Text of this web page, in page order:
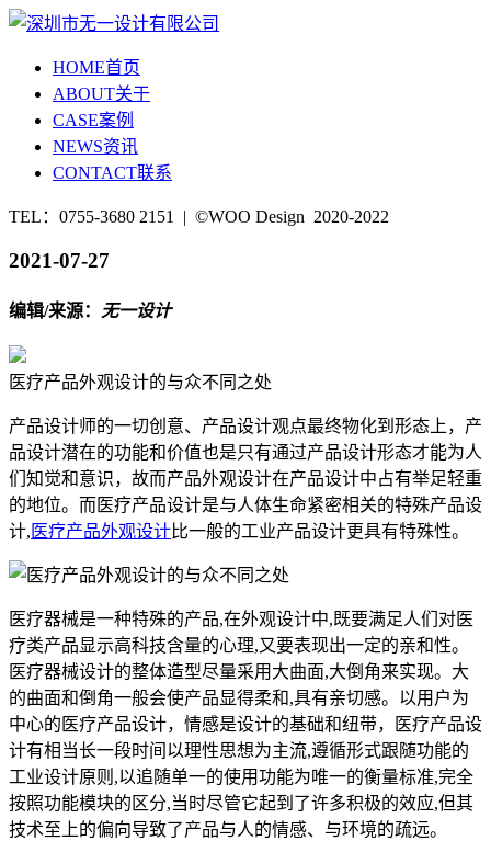
HOME首页
ABOUT关于
CASE案例
NEWS资讯
CONTACT联系
TEL：0755-3680 2151 | ©WOO Design 2020-2022
2021-07-27
编辑/来源： 无一设计
医疗产品外观设计的与众不同之处
产品设计师的一切创意、产品设计观点最终物化到形态上，产
品设计潜在的功能和价值也是只有通过产品设计形态才能为人
们知觉和意识，故而产品外观设计在产品设计中占有举足轻重
的地位。而医疗产品设计是与人体生命紧密相关的特殊产品设
计, 医疗产品外观设计比一般的工业产品设计更具有特殊性。
医疗器械是一种特殊的产品,在外观设计中,既要满足人们对医
疗类产品显示高科技含量的心理,又要表现出一定的亲和性。
医疗器械设计的整体造型尽量采用大曲面,大倒角来实现。大
的曲面和倒角一般会使产品显得柔和,具有亲切感。以用户为
中心的医疗产品设计，情感是设计的基础和纽带，医疗产品设
计有相当长一段时间以理性思想为主流,遵循形式跟随功能的
工业设计原则,以追随单一的使用功能为唯一的衡量标准,完全
按照功能模块的区分,当时尽管它起到了许多积极的效应,但其
技术至上的偏向导致了产品与人的情感、与环境的疏远。